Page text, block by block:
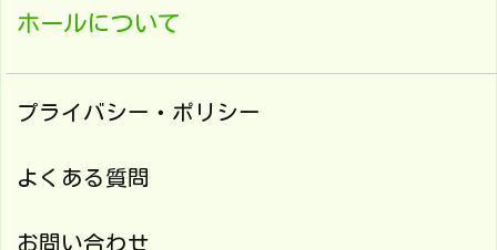
ホールについて
プライバシー・ポリシー
よくある質問
お問い合わせ